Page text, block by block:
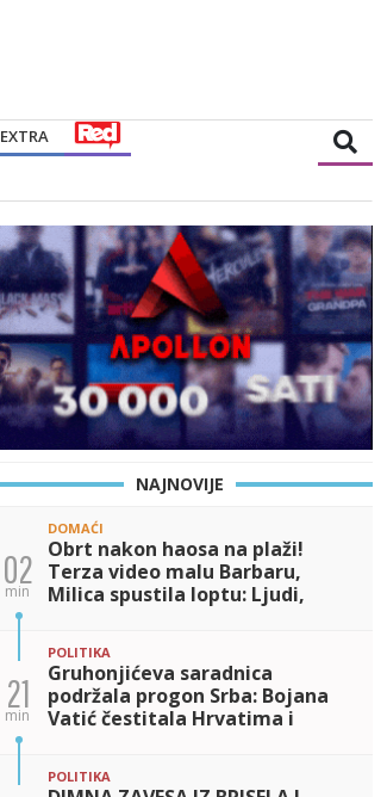
EXTRA
NAJNOVIJE
02
min
DOMAĆI
Obrt nakon haosa na plaži!
Terza video malu Barbaru,
Milica spustila loptu: Ljudi,
21
min
POLITIKA
Gruhonjićeva saradnica
podržala progon Srba: Bojana
Vatić čestitala Hrvatima i
POLITIKA